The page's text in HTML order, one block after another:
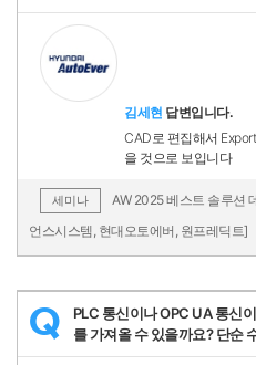
김세현 답변입니다.
CAD로 편집해서
을 것으로 보입니다
세미나
AW 2025 베스트 솔루션
언스시스템, 현대오토에버, 원프레딕트]
Q
PLC 통신이나 OPC UA 통신
를 가져올 수 있을까요? 단순